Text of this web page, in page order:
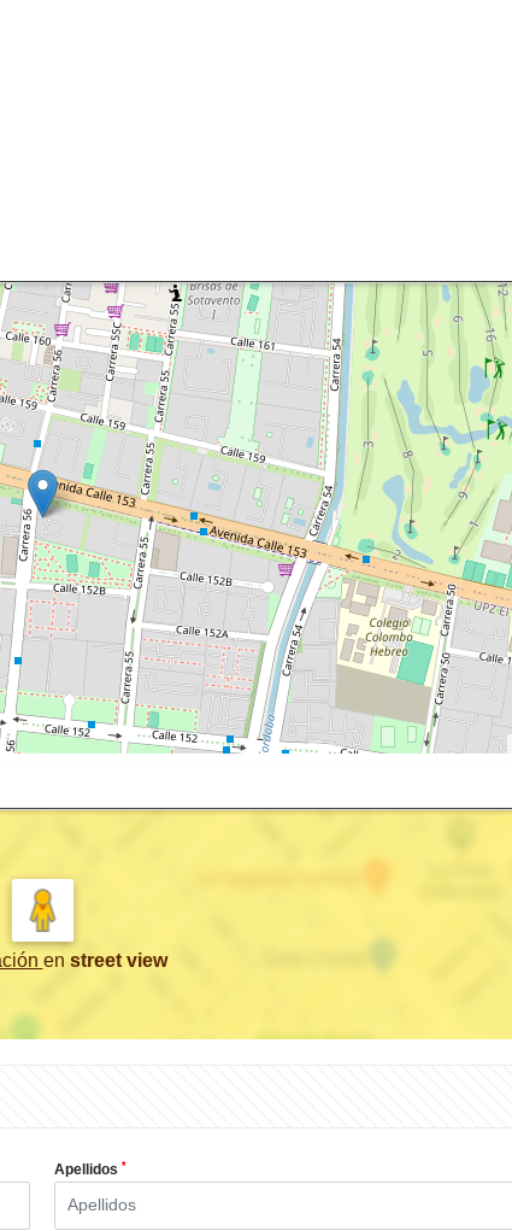
en street view
Apellidos *